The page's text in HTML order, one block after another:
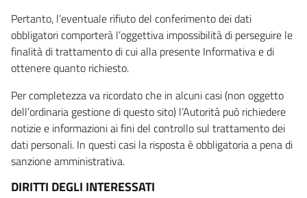
Pertanto, l’eventuale rifiuto del conferimento dei dati
obbligatori comporterà l’oggettiva impossibilità di perseguire le
finalità di trattamento di cui alla presente Informativa e di
ottenere quanto richiesto.
Per completezza va ricordato che in alcuni casi (non oggetto
dell’ordinaria gestione di questo sito) l’Autorità può richiedere
notizie e informazioni ai fini del controllo sul trattamento dei
dati personali. In questi casi la risposta è obbligatoria a pena di
sanzione amministrativa.
DIRITTI DEGLI INTERESSATI